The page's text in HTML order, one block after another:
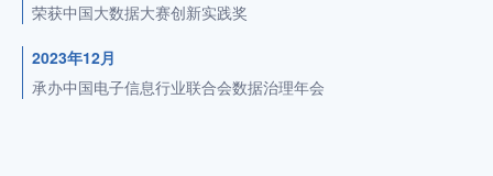
荣获中国大数据大赛创新实践奖
2023年12月
承办中国电子信息行业联合会数据治理年会